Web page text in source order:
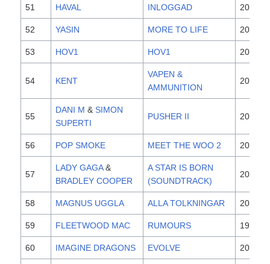
51 HAVAL INLOGGAD 2020
52 YASIN MORE TO LIFE 2020
53 HOV1 HOV1 2017
54 KENT
VAPEN &
AMMUNITION
2002
55
DANI M &SIMON
SUPERTI
PUSHER II 2019
56 POP SMOKE MEET THE WOO 2 2020
57
LADY GAGA&
BRADLEY COOPER
A STAR IS BORN
(SOUNDTRACK)
2018
58 MAGNUS UGGLA ALLA TOLKNINGAR 2020
59 FLEETWOOD MAC RUMOURS 1977
60 IMAGINE DRAGONS EVOLVE 2017